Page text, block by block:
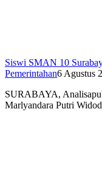
Siswi SMAN 10
Pemerintahan6 Agustus
SURABAYA,
Marlyandara Putri